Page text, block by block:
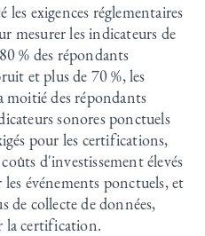
exigences réglementaires
mesurer les indicateurs de
% des répondants
et plus de 70 %, les
moitié des répondants
sonores ponctuels
pour les certifications,
d'investissement élevés
événements ponctuels, et
de collecte de données,
la certification.